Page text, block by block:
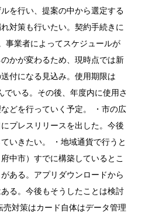
を行い、提案の中から選定する
対策も行いたい。契約手続きに
事業者によってスケジュールが
かが変わるため、現時点では新
付になる見込み。使用期限は
でいる。その後、年度内に使用さ
どを行っていく予定。 ・市の広
プレスリリースを出した。今後
いきたい。 ・地域通貨で行うと
中市）すでに構築しているとこ
ある。アプリダウンロードから
る。今後もそうしたことは検討
売対策はカード自体はデータ管理